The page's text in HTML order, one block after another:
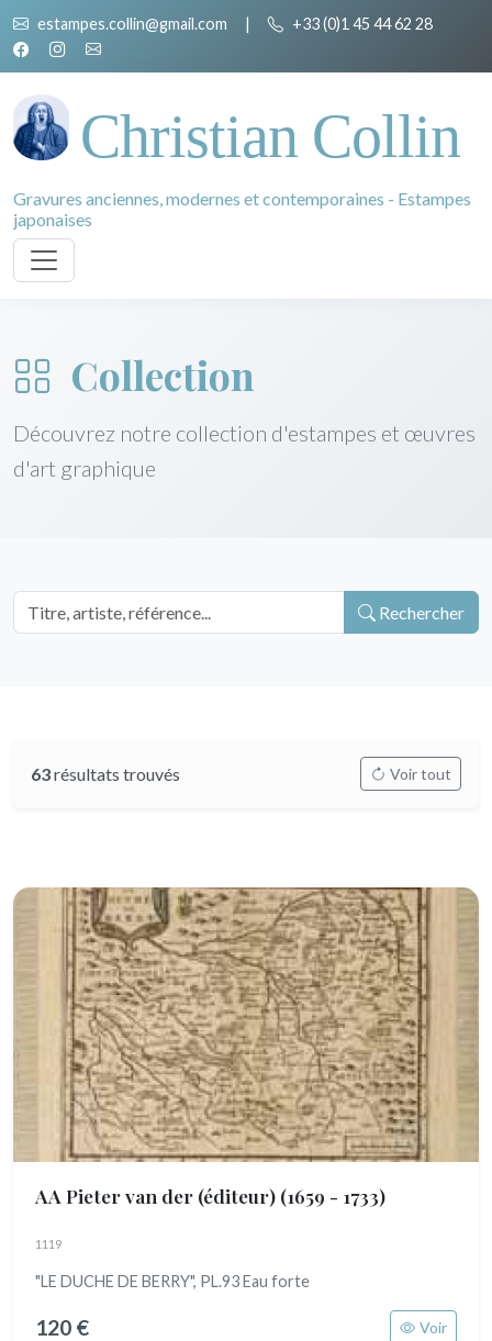
estampes.collin@gmail.com | +33 (0)1 45 44 62 28
Christian Collin
Gravures anciennes, modernes et contemporaines - Estampes
japonaises
Collection
Découvrez notre collection d'estampes et œuvres
d'art graphique
Rechercher
63résultats trouvés Voir tout
AA Pieter van der (éditeur) (1659 - 1733)
1119
"LE DUCHE DE BERRY", PL.93 Eau forte
120 € Voir